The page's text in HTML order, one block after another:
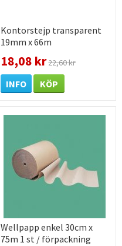
Kontorstejp transparent
19mm x 66m
18,08 kr22,60 kr
INFO KÖP
Wellpapp enkel 30cm x
75m 1 st / förpackning